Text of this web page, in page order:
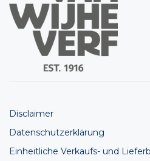
Disclaimer
Datenschutzerklärung
Einheitliche Verkaufs- und